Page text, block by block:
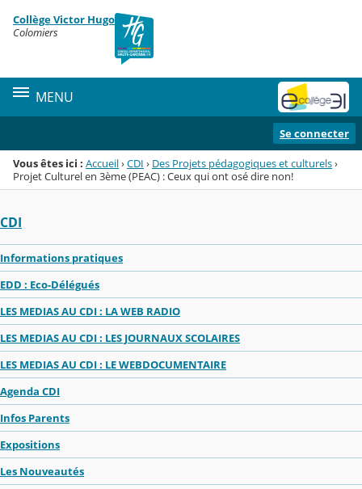
Menu de la rubrique
Contenu
Collège Victor Hugo
Colomiers
MENU
Se connecter
Vous êtes ici : Accueil›CDI › Des Projets pédagogiques et culturels›
Projet Culturel en 3ème (PEAC) : Ceux qui ont osé dire non!
CDI
Informations pratiques
EDD : Eco-Délégués
LES MEDIAS AU CDI : LA WEB RADIO
LES MEDIAS AU CDI : LES JOURNAUX SCOLAIRES
LES MEDIAS AU CDI : LE WEBDOCUMENTAIRE
Agenda CDI
Infos Parents
Expositions
Les Nouveautés